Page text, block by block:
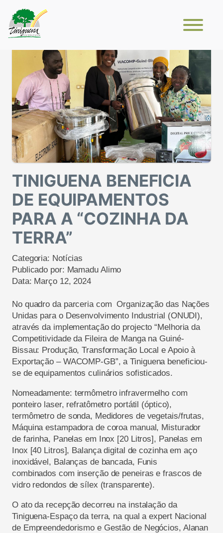
TINIGUENA BENEFICIA
DE EQUIPAMENTOS
PARA A “COZINHA DA
TERRA”
Categoria: Notícias
Publicado por: Mamadu Alimo
Data: Março 12, 2024
No quadro da parceria com Organização das Nações
Unidas para o Desenvolvimento Industrial (ONUDI),
através da implementação do projecto “Melhoria da
Competitividade da Fileira de Manga na Guiné-
Bissau: Produção, Transformação Local e Apoio à
Exportação – WACOMP-GB”, a Tiniguena beneficiou-
se de equipamentos culinários sofisticados.
Nomeadamente: termômetro infravermelho com
ponteiro laser, refratômetro portátil (óptico),
termômetro de sonda, Medidores de vegetais/frutas,
Máquina estampadora de coroa manual, Misturador
de farinha, Panelas em Inox [20 Litros], Panelas em
Inox [40 Litros], Balança digital de cozinha em aço
inoxidável, Balanças de bancada, Funis
combinados com inserção de peneiras e frascos de
vidro redondos de sílex (transparente).
O ato da recepção decorreu na instalação da
Tiniguena-Espaço da terra, na qual a expert Nacional
de Empreendedorismo e Gestão de Negócios, Alanan